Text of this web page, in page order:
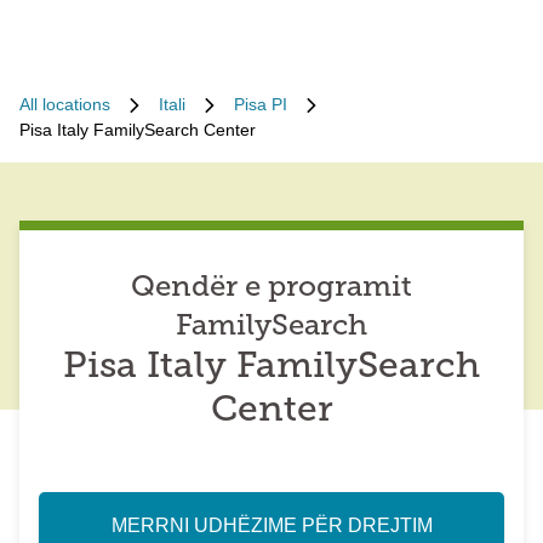
All locations Itali
Pisa PI
Pisa Italy FamilySearch Center
Qendër e programit
FamilySearch
Pisa Italy FamilySearch
Center
MERRNI UDHËZIME PËR DREJTIM